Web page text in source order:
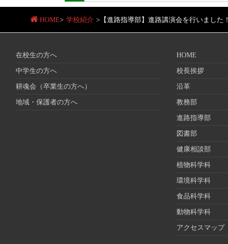
HOME> 学校紹介 > 【進路指導部】進路講演会を行いました！
在校生の方へ
中学生の方へ
耕魂会（卒業生の方へ）
地域・保護者の方へ
HOME
校長挨拶
沿革
教務部
進路指導部
図書部
健康相談部
植物科学科
環境科学科
食品科学科
動物科学科
アクセスマップ